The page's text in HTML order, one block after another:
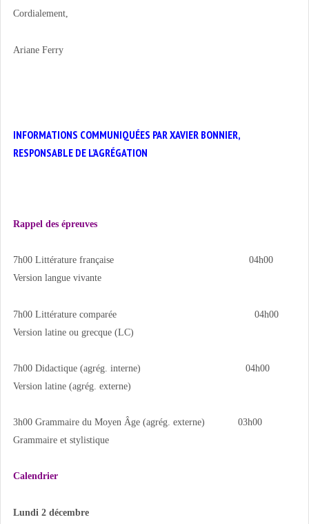
Cordialement,
Ariane Ferry
INFORMATIONS COMMUNIQUÉES PAR XAVIER BONNIER,
RESPONSABLE DE L’AGRÉGATION
Rappel des épreuves
7h00 Littérature française 04h00
Version langue vivante
7h00 Littérature comparée 04h00
Version latine ou grecque (LC)
7h00 Didactique (agrég. interne) 04h00
Version latine (agrég. externe)
3h00 Grammaire du Moyen Âge (agrég. externe) 03h00
Grammaire et stylistique
Calendrier
Lundi 2 décembre